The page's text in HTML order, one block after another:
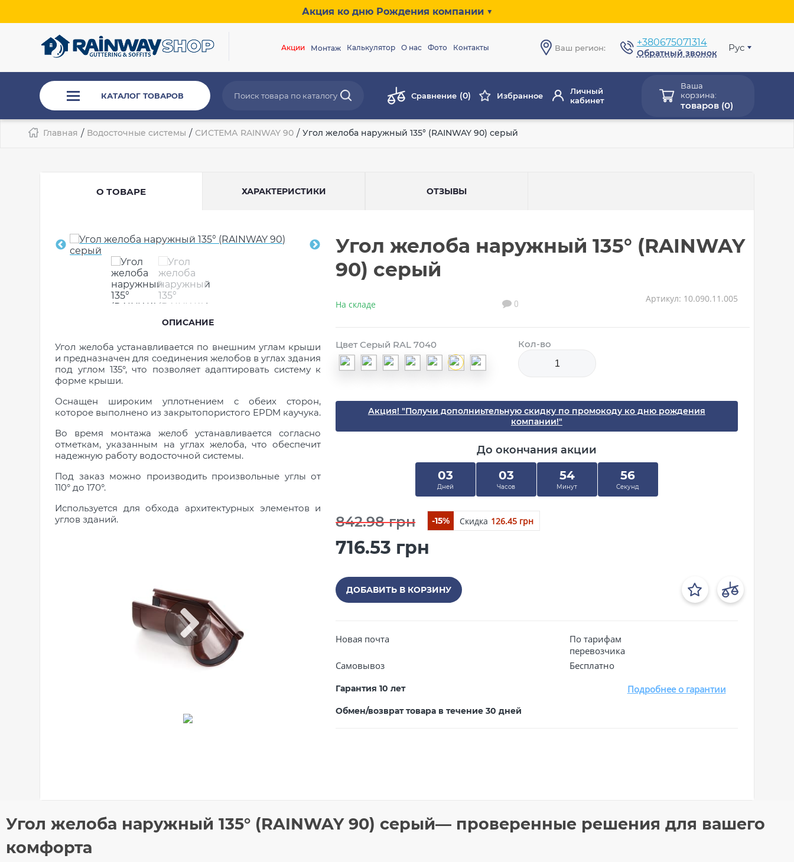
Акция ко дню Рождения компании ▼
Акции Монтаж Калькулятор О нас Фото Контакты Ваш регион: +380675071314
Обратный звонок Рус
КАТАЛОГ ТОВАРОВ Сравнение (0) Избранное
Личный
кабинет
Ваша
корзина:
товаров (0)
Закрыть
Главная / Водосточные системы / СИСТЕМА RAINWAY 90 / Угол желоба наружный 135° (RAINWAY 90) серый
О ТОВАРЕ ХАРАКТЕРИСТИКИ ОТЗЫВЫ
ОПИСАНИЕ
Угол желоба устанавливается по внешним углам крыши
и предназначен для соединения желобов в углах здания
под углом 135°, что позволяет адаптировать систему к
форме крыши.
Оснащен широким уплотнением с обеих сторон,
которое выполнено из закрытопористого EPDM каучука.
Во время монтажа желоб устанавливается согласно
отметкам, указанным на углах желоба, что обеспечит
надежную работу водосточной системы.
Под заказ можно производить произвольные углы от
110° до 170°.
Используется для обхода архитектурных элементов и
углов зданий.
Угол желоба наружный 135° (RAINWAY
90) серый
На складе 0 Артикул: 10.090.11.005
Цвет Серый RAL 7040 Кол-во
Акция! "Получи дополниьтельную скидку по промокоду ко дню рождения
компании!"
До окончания акции
03
Дней
03
Часов
54
Минут
55
Секунд
842.98 грн -15% Скидка 126.45 грн
716.53 грн
ДОБАВИТЬ В КОРЗИНУ
Новая почта
По тарифам
перевозчика
Самовывоз
Бесплатно
Гарантия 10 лет
Обмен/возврат товара в течение 30 дней
Подробнее о гарантии
Общие характеристики
Тип системы
90/75 мм
Материал
Технология производства
Оставьте свой отзыв
Угол желоба наружный 135° (RAINWAY 90) серый— проверенные решения для вашего
комфорта